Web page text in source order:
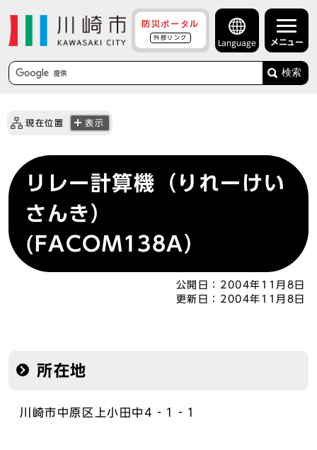
防災ポータル
外部リンク
Language メニュー
検索
現在位置 表示
リレー計算機（りれーけい
さんき）
(FACOM138A）
公開日： 2004年11月8日
更新日： 2004年11月8日
所在地
川崎市中原区上小田中4‐1‐1